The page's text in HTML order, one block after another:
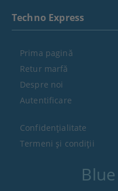
Techno Express
Prima pagină
Retur marfă
Despre noi
Autentificare
Confidenţialitate
Termeni şi condiţii